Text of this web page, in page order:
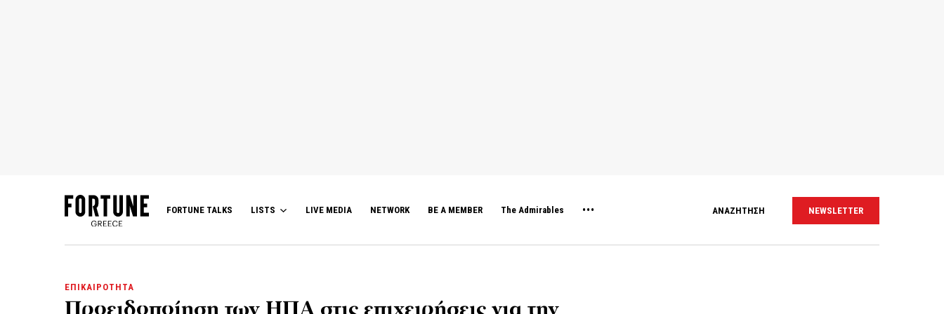
FORTUNE TALKS LISTS LIVE MEDIA NETWORK BE A MEMBER The Admirables ΑΝΑΖΗΤΗΣΗ NEWSLETTER
ΕΠΙΚΑΙΡΟΤΗΤΑ